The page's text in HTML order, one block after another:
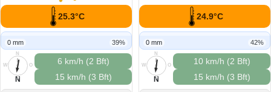
25.3°C
0 mm 39%
N
O
S
W
N
6 km/h (2 Bft)
15 km/h (3 Bft)
24.9°C
0 mm 42%
N
O
S
W
N
10 km/h (2 Bft)
15 km/h (3 Bft)